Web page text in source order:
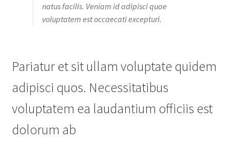
natus facilis. Veniam id adipisci quae
voluptatem est occaecati excepturi.
Pariatur et sit ullam voluptate quidem
adipisci quos. Necessitatibus
voluptatem ea laudantium officiis est
dolorum ab